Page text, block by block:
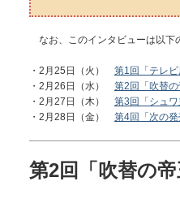
なお、このインタビューは以下
・2月25日（火） 第1回「テレビ
・2月26日（水） 第2回「吹替の
・2月27日（木） 第3回「シュワ
・2月28日（金） 第4回「次の発
第2回「吹替の